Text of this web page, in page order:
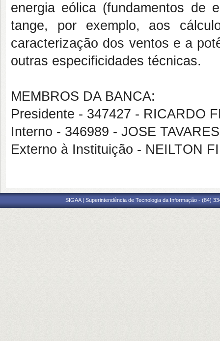
energia eólica (fundamentos de
tange, por exemplo, aos
caracterização dos ventos e a
outras especificidades técnicas.
MEMBROS DA BANCA:
Presidente - 347427 - RICARDO
Interno - 346989 - JOSE
Externo à Instituição - NEILTON
SIGAA | Superintendência de Tecnologia da Informação - (84)